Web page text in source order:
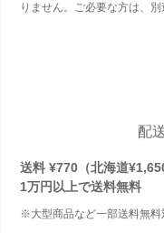
りません。ご必要な方は、別
配
送料 ¥770（北海道
1万円以上で送料無料
※大型商品など一部送料無料